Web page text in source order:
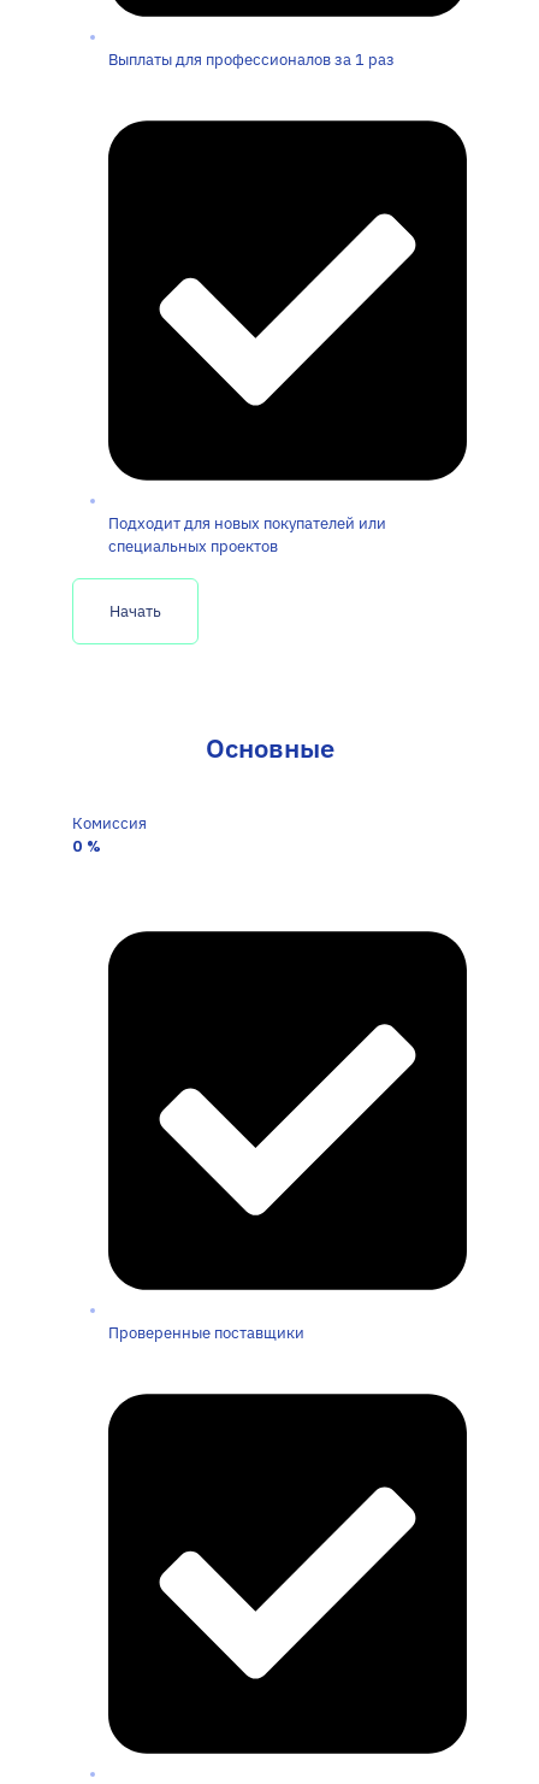
Выплаты для профессионалов за 1 раз
Подходит для новых покупателей или
специальных проектов
Начать
Основные
Комиссия
0 %
Проверенные поставщики